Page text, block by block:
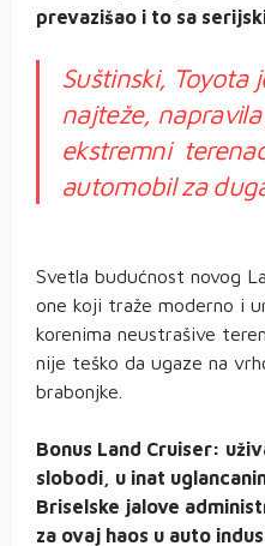
prevazišao i to sa
Suštinski, Toyota
najteže,
ekstremni
automobil za
Svetla budućnost novog
one koji traže moderno i
korenima neustrašive
nije teško da ugaze na
brabonjke.
Bonus Land Cruiser:
slobodi, u inat
Briselske jalove
za ovaj haos u auto